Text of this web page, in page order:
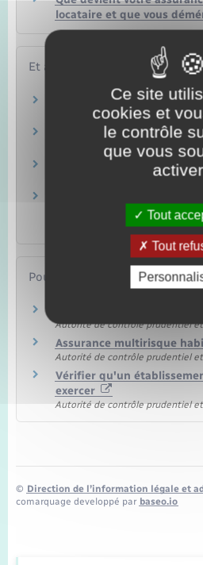
locataire et que vous
Et aussi
Assurance véhicule
Argent – Impôts –
Location immobilière :
Location immobilière :
propriétaire (bailleur)
Pour en savoir plus
Autorité de contrôle prudentiel
Assurance multirisque
Autorité de contrôle prudentiel
Vérifier qu'un
exercer
Autorité de contrôle prudentiel
© Direction de l’information légale et
comarquage developpé par baseo.io
Ce site
cookies et
le contrôle
que vous
activer
Tout
Tout